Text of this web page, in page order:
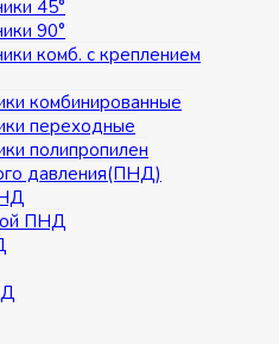
45°
90°
комб. с креплением
комбинированные
переходные
полипропилен
давления(ПНД)
ПНД